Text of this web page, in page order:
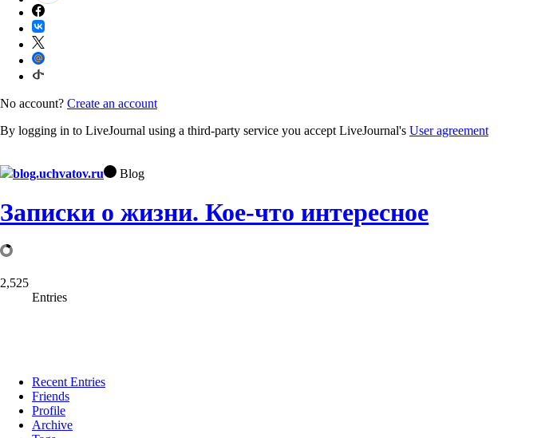
No account? Create an account
By logging in to LiveJournal using a third-party service you accept LiveJournal's User agreement
blog.uchvatov.ru Blog
Записки о жизни. Кое-что интересное
2,525
Entries
Recent Entries
Friends
Profile
Archive